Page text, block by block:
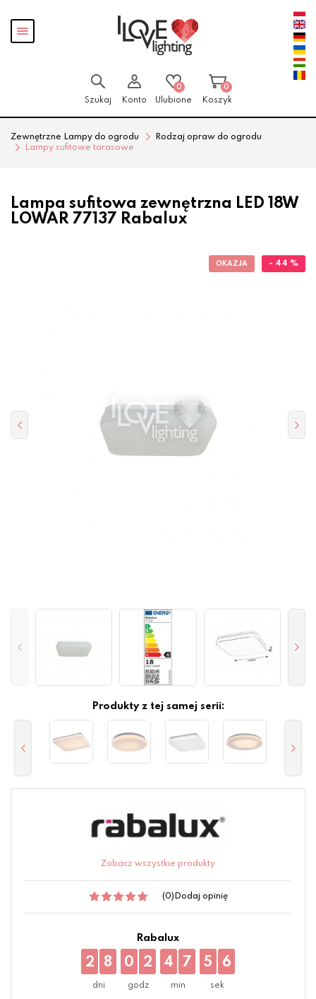
Pokaż
menu
Szukaj Konto
0
Ulubione
0
Koszyk
Zewnętrzne Lampy do ogrodu
Rodzaj opraw do ogrodu
Lampy sufitowe tarasowe
Lampa sufitowa zewnętrzna LED 18W
LOWAR 77137 Rabalux
- 44 %
Produkty z tej samej serii:
Zobacz wszystkie produkty
(0) Dodaj opinię
Rabalux
2 8 0 2 4 7 5 5